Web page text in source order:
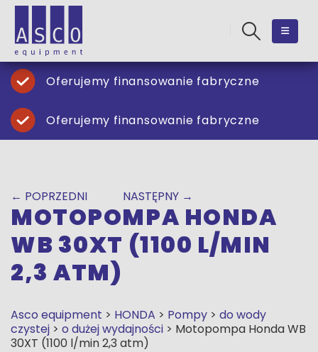
Oferujemy finansowanie fabryczne
Oferujemy finansowanie fabryczne
NASTĘPNY →
← POPRZEDNI
MOTOPOMPA HONDA
WB 30XT (1100 L/MIN
2,3 ATM)
Asco equipment > HONDA > Pompy > do wody
czystej > o dużej wydajności > Motopompa Honda WB
30XT (1100 l/min 2,3 atm)